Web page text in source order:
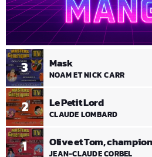
1 Olive et Tom,
JEAN-CLAUDE CORBEL
2 Le Petit Lord
CLAUDE LOMBARD
3 Mask
NOAM ET NICK CARR